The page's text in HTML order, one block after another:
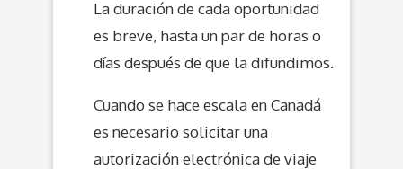
La duración de cada oportunidad
es breve, hasta un par de horas o
días después de que la difundimos.
Cuando se hace escala en Canadá
es necesario solicitar una
autorización electrónica de viaje